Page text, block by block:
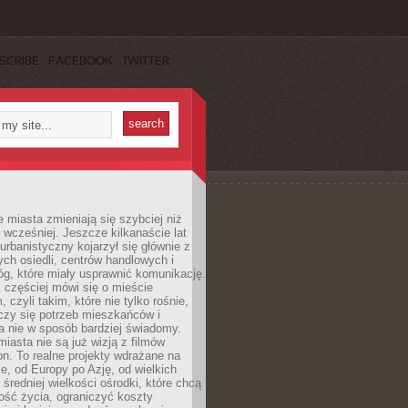
FACEBOOK TWITTER
miasta zmieniają się szybciej niż
wcześniej. Jeszcze kilkanaście lat
kojarzył się głównie z
osiedli, centrów handlowych i
które miały usprawnić komunikację.
częściej mówi się o mieście
czyli takim, które nie tylko rośnie,
się potrzeb mieszkańców i
nie w sposób bardziej świadomy.
nie są już wizją z filmów
To realne projekty wdrażane na
od Europy po Azję, od wielkich
średniej wielkości ośrodki, które chcą
życia, ograniczyć koszty